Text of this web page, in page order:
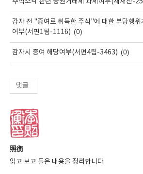
감자 전 "증여로 취득한 주식"에 대한 부당행위
여부(서면1팀-1116) (0)
감자시 증여 해당여부(서면4팀-3463) (0)
댓글
照衡
읽고 보고 들은 내용을 정리합니다